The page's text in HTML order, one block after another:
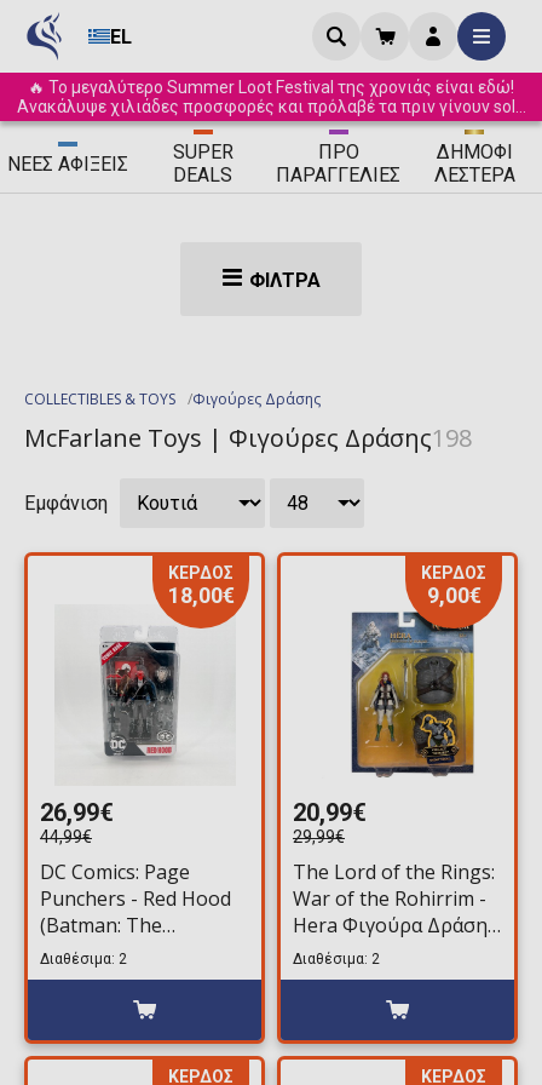
EL
🔥 Το μεγαλύτερο Summer Loot Festival της χρονιάς είναι εδώ!
Ανακάλυψε χιλιάδες προσφορές και πρόλαβέ τα πριν γίνουν sold
out! ☀️
ΝΈΕΣ ΑΦΊΞΕΙΣ
SUPER
DEALS
ΠΡΟ
ΠΑΡΑΓΓΕΛΊΕΣ
ΔΗΜΟΦΙ
ΛΈΣΤΕΡΑ
ΦΊΛΤΡΑ
COLLECTIBLES & TOYS Φιγούρες Δράσης
McFarlane Toys | Φιγούρες Δράσης198
Εμφάνιση
ΚΕΡΔΟΣ
18,00€
26,99€
44,99€
DC Comics: Page
Punchers - Red Hood
(Batman: The
Adventures Continue)
Platinum Edition
Φιγούρα Δράσης
Βιβλίο
Διαθέσιμα: 2
ΚΕΡΔΟΣ
9,00€
20,99€
29,99€
The Lord of the Rings:
War of the Rohirrim -
Hera Φιγούρα Δράσης
(10cm) Build-a-Figure
Snow Troll
Διαθέσιμα: 2
ΚΕΡΔΟΣ ΚΕΡΔΟΣ